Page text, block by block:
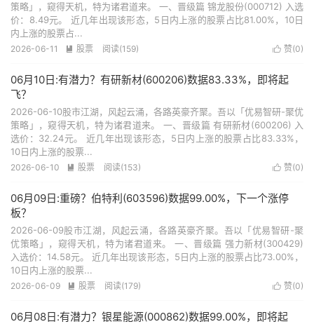
策略」，窥得天机，特为诸君道来。 一、晋级篇 锦龙股份(000712) 入选
价：8.49元。 近几年出现该形态，5日内上涨的股票占比81.00%，10日
内上涨的股票占...
 赞(0)
2026-06-11  股票 阅读(159)
06月10日:有潜力？有研新材(600206)数据83.33%，即将起
飞？
2026-06-10股市江湖，风起云涌，各路英豪齐聚。吾以「优易智研-聚优
策略」，窥得天机，特为诸君道来。 一、晋级篇 有研新材(600206) 入
选价：32.24元。 近几年出现该形态，5日内上涨的股票占比83.33%，
10日内上涨的股票...
 赞(0)
2026-06-10  股票 阅读(153)
06月09日:重磅？伯特利(603596)数据99.00%，下一个涨停
板？
2026-06-09股市江湖，风起云涌，各路英豪齐聚。吾以「优易智研-聚
优策略」，窥得天机，特为诸君道来。 一、晋级篇 强力新材(300429)
入选价：14.58元。 近几年出现该形态，5日内上涨的股票占比73.00%，
10日内上涨的股票...
 赞(0)
2026-06-09  股票 阅读(179)
06月08日:有潜力？银星能源(000862)数据99.00%，即将起